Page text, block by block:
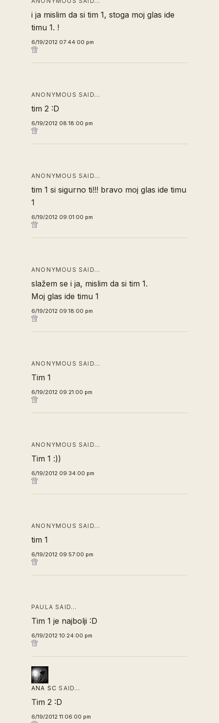
i ja mislim da si tim 1, stoga moj glas ide
timu 1. !
6/19/2012 07:44:00 pm
ANONYMOUS SAID…
tim 2 :D
6/19/2012 08:18:00 pm
ANONYMOUS SAID…
tim 1 si sigurno ti!!! bravo moj glas ide timu
1
6/19/2012 09:01:00 pm
ANONYMOUS SAID…
slažem se i ja, mislim da si tim 1.
Moj glas ide timu 1
6/19/2012 09:18:00 pm
ANONYMOUS SAID…
Tim 1
6/19/2012 09:21:00 pm
ANONYMOUS SAID…
Tim 1 :))
6/19/2012 09:34:00 pm
ANONYMOUS SAID…
tim 1
6/19/2012 09:57:00 pm
PAULA SAID…
Tim 1 je najbolji :D
6/19/2012 10:24:00 pm
ANA SC SAID…
Tim 2 :D
6/19/2012 11:06:00 pm